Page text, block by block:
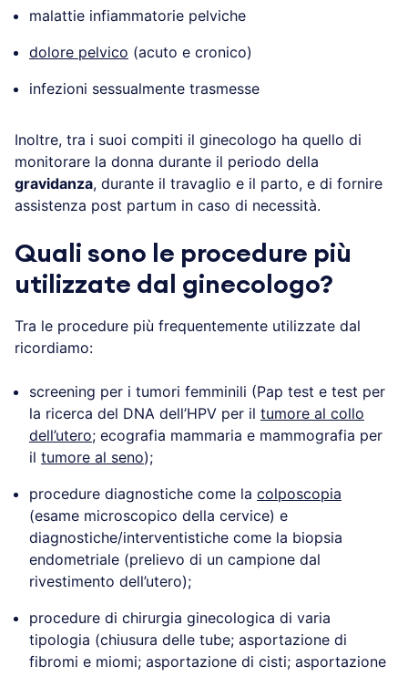
malattie infiammatorie pelviche
dolore pelvico (acuto e cronico)
infezioni sessualmente trasmesse
Inoltre, tra i suoi compiti il ginecologo ha quello di
monitorare la donna durante il periodo della
gravidanza, durante il travaglio e il parto, e di fornire
assistenza post partum in caso di necessità.
Quali sono le procedure più
utilizzate dal ginecologo?
Tra le procedure più frequentemente utilizzate dal
ricordiamo:
screening per i tumori femminili (Pap test e test per
la ricerca del DNA dell’HPV per il tumore al collo
dell’utero; ecografia mammaria e mammografia per
il tumore al seno);
procedure diagnostiche come la colposcopia
(esame microscopico della cervice) e
diagnostiche/interventistiche come la biopsia
endometriale (prelievo di un campione dal
rivestimento dell’utero);
procedure di chirurgia ginecologica di varia
tipologia (chiusura delle tube; asportazione di
fibromi e miomi; asportazione di cisti; asportazione